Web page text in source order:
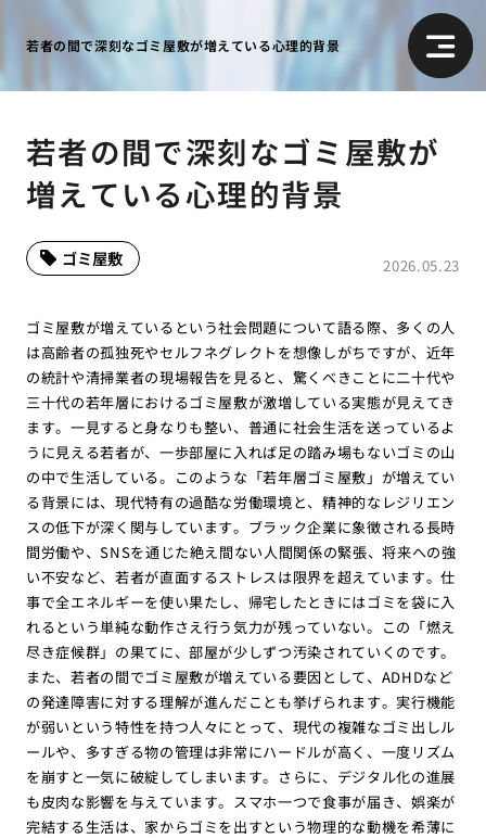
若者の間で深刻なゴミ屋敷が増えている心理的背景
若者の間で深刻なゴミ屋敷が
増えている心理的背景
2026.05.23
ゴミ屋敷
ゴミ屋敷が増えているという社会問題について語る際、多くの人
は高齢者の孤独死やセルフネグレクトを想像しがちですが、近年
の統計や清掃業者の現場報告を見ると、驚くべきことに二十代や
三十代の若年層におけるゴミ屋敷が激増している実態が見えてき
ます。一見すると身なりも整い、普通に社会生活を送っているよ
うに見える若者が、一歩部屋に入れば足の踏み場もないゴミの山
の中で生活している。このような「若年層ゴミ屋敷」が増えてい
る背景には、現代特有の過酷な労働環境と、精神的なレジリエン
スの低下が深く関与しています。ブラック企業に象徴される長時
間労働や、SNSを通じた絶え間ない人間関係の緊張、将来への強
い不安など、若者が直面するストレスは限界を超えています。仕
事で全エネルギーを使い果たし、帰宅したときにはゴミを袋に入
れるという単純な動作さえ行う気力が残っていない。この「燃え
尽き症候群」の果てに、部屋が少しずつ汚染されていくのです。
また、若者の間でゴミ屋敷が増えている要因として、ADHDなど
の発達障害に対する理解が進んだことも挙げられます。実行機能
が弱いという特性を持つ人々にとって、現代の複雑なゴミ出しル
ールや、多すぎる物の管理は非常にハードルが高く、一度リズム
を崩すと一気に破綻してしまいます。さらに、デジタル化の進展
も皮肉な影響を与えています。スマホ一つで食事が届き、娯楽が
完結する生活は、家からゴミを出すという物理的な動機を希薄に